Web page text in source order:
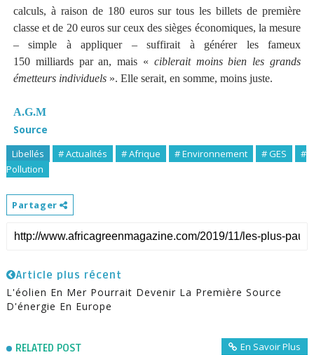
calculs, à raison de 180 euros sur tous les billets de première
classe et de 20 euros sur ceux des sièges économiques, la mesure
– simple à appliquer – suffirait à générer les fameux
150 milliards par an, mais « ciblerait moins bien les grands
émetteurs individuels». Elle serait, en somme, moins juste.
A.G.M
Source
Libellés # Actualités # Afrique # Environnement # GES
#
Pollution
Partager
Article plus récent
L'éolien En Mer Pourrait Devenir La Première Source
D'énergie En Europe
RELATED POST En Savoir Plus